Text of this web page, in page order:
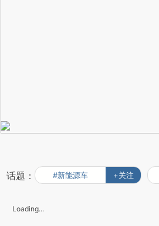
话题： #新能源车 +关注
Loading...